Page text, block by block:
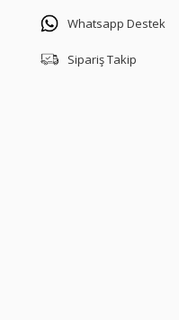
Whatsapp Destek
Sipariş Takip